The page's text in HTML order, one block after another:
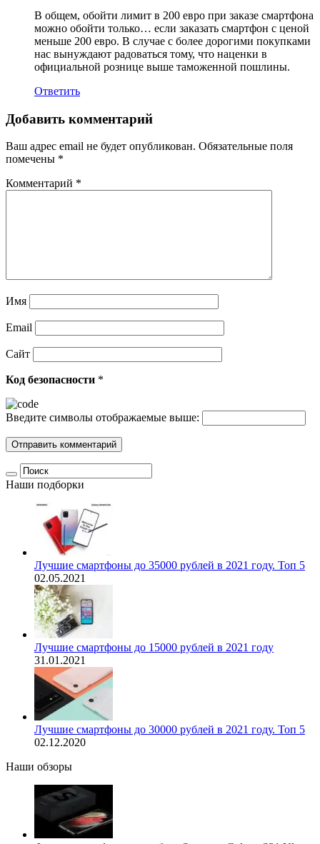
В общем, обойти лимит в 200 евро при заказе смартфона
можно обойти только… если заказать смартфон с ценой
меньше 200 евро. В случае с более дорогими покупками
нас вынуждают радоваться тому, что наценки в
официальной рознице выше таможенной пошлины.
Ответить
Добавить комментарий
Ваш адрес email не будет опубликован. Обязательные поля
помечены *
Комментарий *
Имя
Email
Сайт
Код безопасности *
Введите символы отображаемые выше:
Наши подборки
Лучшие смартфоны до 35000 рублей в 2021 году. Топ 5
02.05.2021
Лучшие смартфоны до 15000 рублей в 2021 году
31.01.2021
Лучшие смартфоны до 30000 рублей в 2021 году. Топ 5
02.12.2020
Наши обзоры